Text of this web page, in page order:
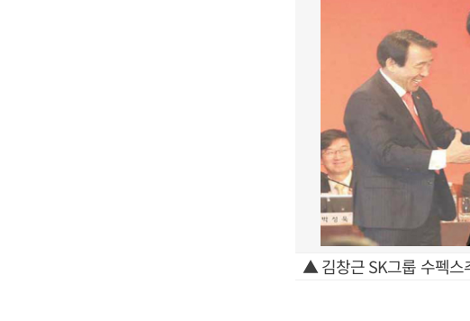
▲ 김창근 SK그룹 수펙스